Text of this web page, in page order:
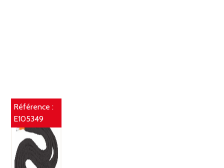
Référence :
E105349